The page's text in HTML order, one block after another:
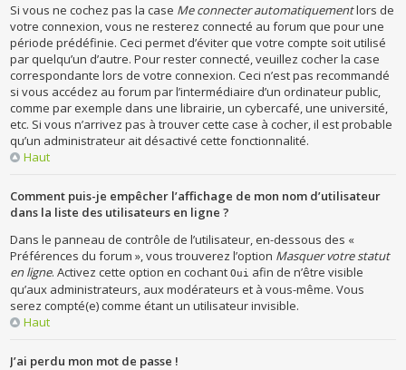
Si vous ne cochez pas la case Me connecter automatiquementlors de
votre connexion, vous ne resterez connecté au forum que pour une
période prédéfinie. Ceci permet d’éviter que votre compte soit utilisé
par quelqu’un d’autre. Pour rester connecté, veuillez cocher la case
correspondante lors de votre connexion. Ceci n’est pas recommandé
si vous accédez au forum par l’intermédiaire d’un ordinateur public,
comme par exemple dans une librairie, un cybercafé, une université,
etc. Si vous n’arrivez pas à trouver cette case à cocher, il est probable
qu’un administrateur ait désactivé cette fonctionnalité.
Haut
Comment puis-je empêcher l’affichage de mon nom d’utilisateur
dans la liste des utilisateurs en ligne ?
Dans le panneau de contrôle de l’utilisateur, en-dessous des «
Préférences du forum », vous trouverez l’option Masquer votre statut
en ligne. Activez cette option en cochantOui afin de n’être visible
qu’aux administrateurs, aux modérateurs et à vous-même. Vous
serez compté(e) comme étant un utilisateur invisible.
Haut
J’ai perdu mon mot de passe !